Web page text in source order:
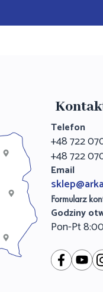
Telefon
+48 722
+48 722
Email
Formularz
Godziny
Pon-Pt